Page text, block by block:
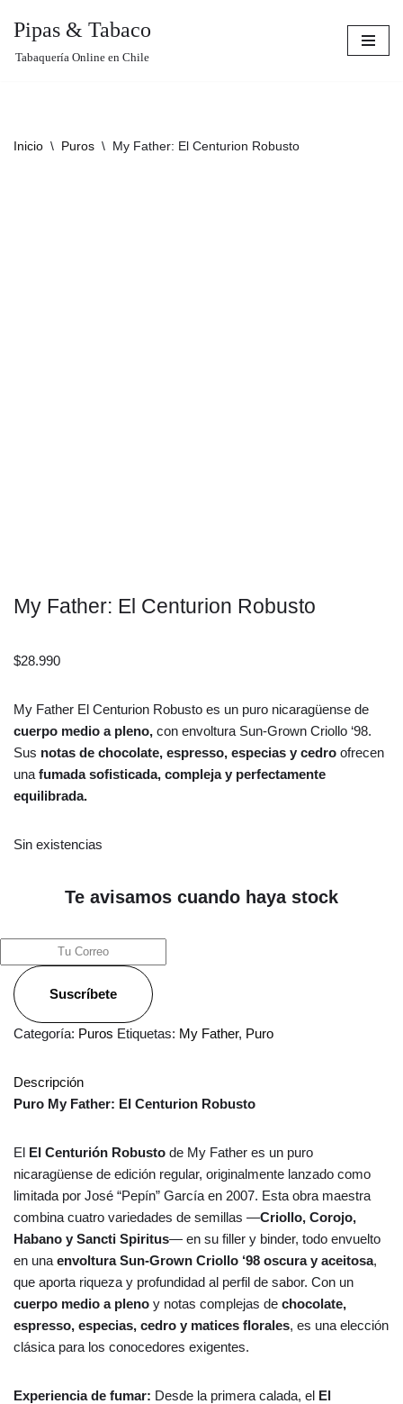
Pipas & Tabaco
Tabaquería Online en Chile
Inicio \ Puros \ My Father: El Centurion Robusto
My Father: El Centurion Robusto
$28.990
My Father El Centurion Robusto es un puro nicaragüense de
cuerpo medio a pleno, con envoltura Sun-Grown Criollo ‘98.
Sus notas de chocolate, espresso, especias y cedro ofrecen
una fumada sofisticada, compleja y perfectamente
equilibrada.
Sin existencias
Te avisamos cuando haya stock
Suscríbete
Categoría: Puros Etiquetas: My Father, Puro
Descripción
Puro My Father: El Centurion Robusto
El El Centurión Robusto de My Father es un puro
nicaragüense de edición regular, originalmente lanzado como
limitada por José “Pepín” García en 2007. Esta obra maestra
combina cuatro variedades de semillas —Criollo, Corojo,
Habano y Sancti Spiritus— en su filler y binder, todo envuelto
en una envoltura Sun-Grown Criollo ‘98 oscura y aceitosa,
que aporta riqueza y profundidad al perfil de sabor. Con un
cuerpo medio a pleno y notas complejas de chocolate,
espresso, especias, cedro y matices florales, es una elección
clásica para los conocedores exigentes.
Experiencia de fumar: Desde la primera calada, el El